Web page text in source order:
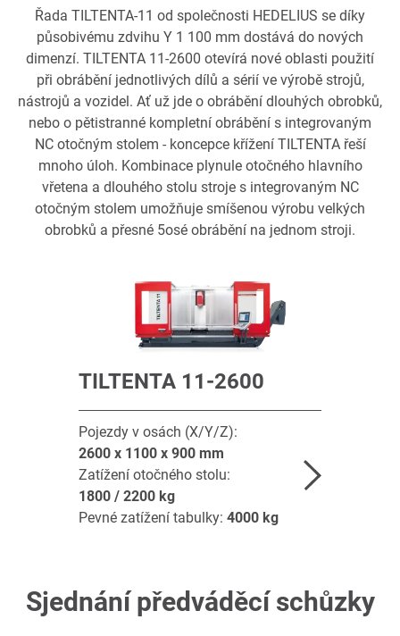
Řada TILTENTA-11 od společnosti HEDELIUS se díky
působivému zdvihu Y 1 100 mm dostává do nových
dimenzí. TILTENTA 11-2600 otevírá nové oblasti použití
při obrábění jednotlivých dílů a sérií ve výrobě strojů,
nástrojů a vozidel. Ať už jde o obrábění dlouhých obrobků,
nebo o pětistranné kompletní obrábění s integrovaným
NC otočným stolem - koncepce křížení TILTENTA řeší
mnoho úloh. Kombinace plynule otočného hlavního
vřetena a dlouhého stolu stroje s integrovaným NC
otočným stolem umožňuje smíšenou výrobu velkých
obrobků a přesné 5osé obrábění na jednom stroji.
TILTENTA 11-2600
Pojezdy v osách (X/Y/Z):
2600 x 1100 x 900 mm
Zatížení otočného stolu:
1800 / 2200 kg
Pevné zatížení tabulky: 4000 kg
Sjednání předváděcí schůzky